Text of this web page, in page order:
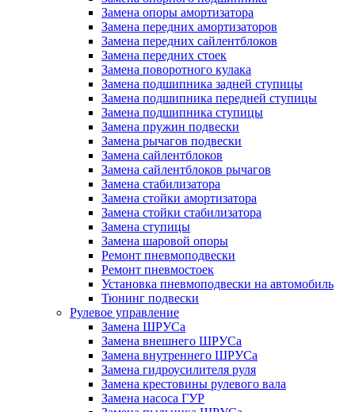
Замена опоры амортизатора
Замена передних амортизаторов
Замена передних сайлентблоков
Замена передних стоек
Замена поворотного кулака
Замена подшипника задней ступицы
Замена подшипника передней ступицы
Замена подшипника ступицы
Замена пружин подвески
Замена рычагов подвески
Замена сайлентблоков
Замена сайлентблоков рычагов
Замена стабилизатора
Замена стойки амортизатора
Замена стойки стабилизатора
Замена ступицы
Замена шаровой опоры
Ремонт пневмоподвески
Ремонт пневмостоек
Установка пневмоподвески на автомобиль
Тюнинг подвески
Рулевое управление
Замена ШРУСа
Замена внешнего ШРУСа
Замена внутреннего ШРУСа
Замена гидроусилителя руля
Замена крестовины рулевого вала
Замена насоса ГУР